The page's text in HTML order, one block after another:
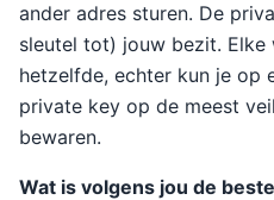
ander adres sturen. De
sleutel tot) jouw bezit.
hetzelfde, echter kun je op
private key op de meest
bewaren.
Wat is volgens jou de